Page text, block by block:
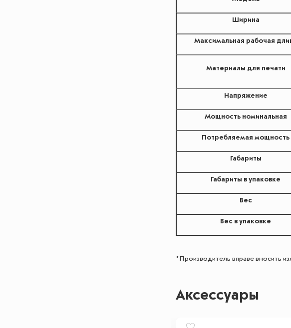
Ширина
Максимальная рабочая
Материалы для печати
Напряжение
Мощность номинальная
Потребляемая мощность
Габариты
Габариты в упаковке
Вес
Вес в упаковке
*Производитель вправе вносить
Аксессуары